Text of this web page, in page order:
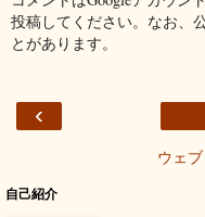
投稿してください。なお、
とがあります。
‹
ウェ
自己紹介